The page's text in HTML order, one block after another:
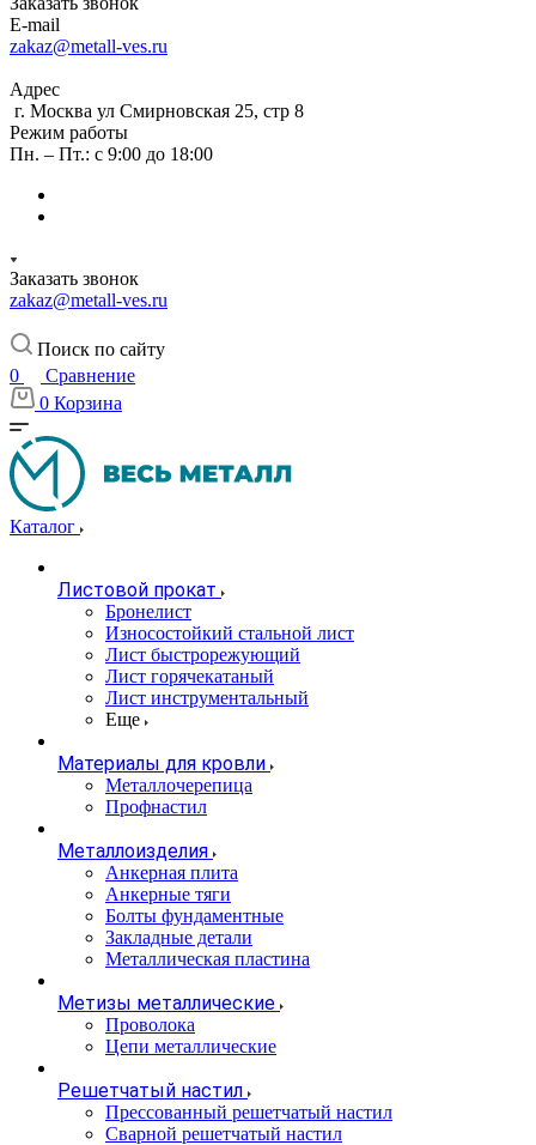
E-mail
zakaz@metall-ves.ru
Адрес
г. Москва ул Смирновская 25, стр 8
Режим работы
Пн. – Пт.: с 9:00 до 18:00
Заказать звонок
zakaz@metall-ves.ru
Поиск по сайту
0
Сравнение
0 Корзина
Каталог
Листовой прокат
Бронелист
Износостойкий стальной лист
Лист быстрорежующий
Лист горячекатаный
Лист инструментальный
Еще
Материалы для кровли
Металлочерепица
Профнастил
Металлоизделия
Анкерная плита
Анкерные тяги
Болты фундаментные
Закладные детали
Металлическая пластина
Метизы металлические
Проволока
Цепи металлические
Решетчатый настил
Прессованный решетчатый настил
Сварной решетчатый настил